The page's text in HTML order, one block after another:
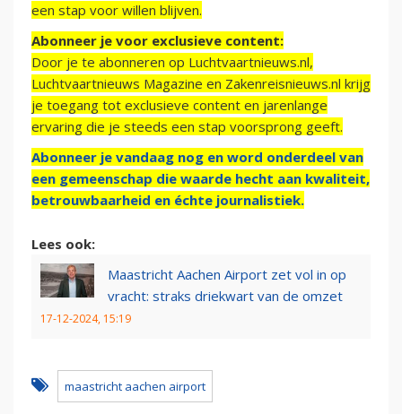
een stap voor willen blijven.
Abonneer je voor exclusieve content:
Door je te abonneren op Luchtvaartnieuws.nl,
Luchtvaartnieuws Magazine en Zakenreisnieuws.nl krijg
je toegang tot exclusieve content en jarenlange
ervaring die je steeds een stap voorsprong geeft.
Abonneer je vandaag nog en word onderdeel van
een gemeenschap die waarde hecht aan kwaliteit,
betrouwbaarheid en échte journalistiek.
Lees ook:
Maastricht Aachen Airport zet vol in op
vracht: straks driekwart van de omzet
17-12-2024, 15:19
maastricht aachen airport